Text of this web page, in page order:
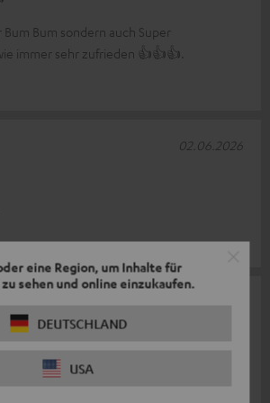
eine Region, um Inhalte für
sehen und online einzukaufen.
DEUTSCHLAND
USA
Bum sondern auch Super
immer sehr zufrieden 👍👍👍.
02.06.2026
Text hatte ich schon bei dem